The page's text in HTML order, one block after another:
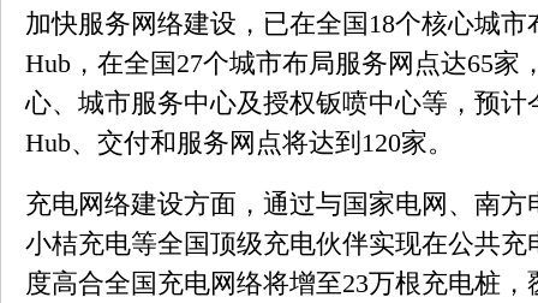
加快服务网络建设，已在全国18个核心城
Hub，在全国27个城市布局服务网点达65家
心、城市服务中心及授权钣喷中心等，预
Hub、交付和服务网点将达到120家。
充电网络建设方面，通过与国家电网、南
小桔充电等全国顶级充电伙伴实现在公共
度高合全国充电网络将增至23万根充电桩